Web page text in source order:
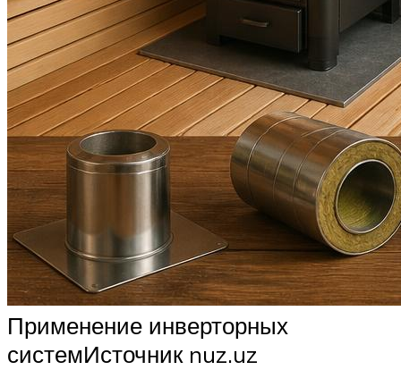
Применение инверторных
системИсточник nuz.uz